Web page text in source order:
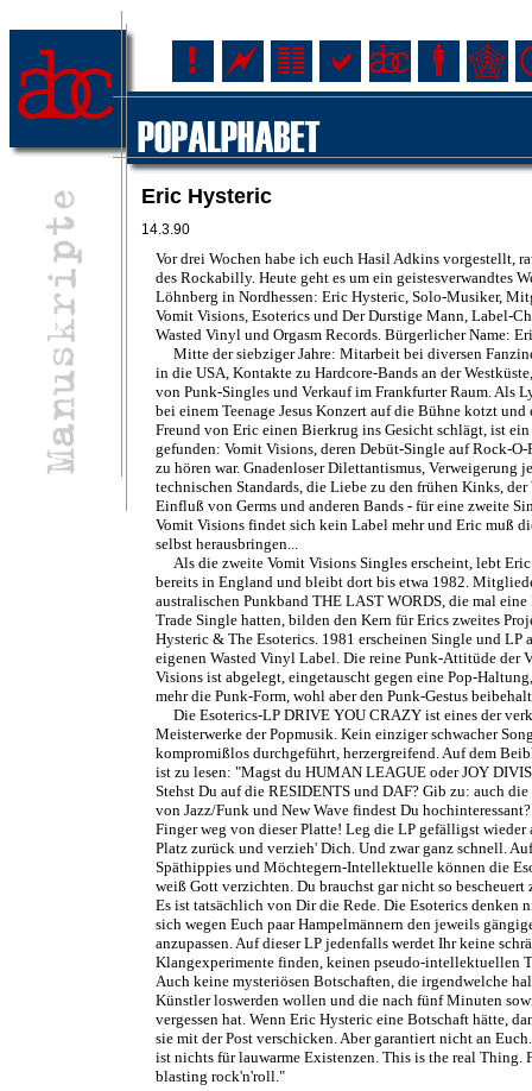
Eric Hysteric
14.3.90
Vor drei Wochen habe ich euch Hasil Adkins vorgestellt,
des Rockabilly. Heute geht es um ein geistesverwandtes
Löhnberg in Nordhessen: Eric Hysteric, Solo-Musiker,
Vomit Visions, Esoterics und Der Durstige Mann, Label-
Wasted Vinyl und Orgasm Records. Bürgerlicher Name:
Mitte der siebziger Jahre: Mitarbeit bei diversen
in die USA, Kontakte zu Hardcore-Bands an der
von Punk-Singles und Verkauf im Frankfurter Raum. Als
bei einem Teenage Jesus Konzert auf die Bühne kotzt und
Freund von Eric einen Bierkrug ins Gesicht schlägt, ist
gefunden: Vomit Visions, deren Debüt-Single auf Rock-O-
zu hören war. Gnadenloser Dilettantismus, Verweigerung
technischen Standards, die Liebe zu den frühen Kinks, der
Einfluß von Germs und anderen Bands - für eine zweite
Vomit Visions findet sich kein Label mehr und Eric muß
selbst herausbringen...
Als die zweite Vomit Visions Singles erscheint, lebt
bereits in England und bleibt dort bis etwa 1982.
australischen Punkband THE LAST WORDS, die mal eine
Trade Single hatten, bilden den Kern für Erics zweites
Hysteric & The Esoterics. 1981 erscheinen Single und LP
eigenen Wasted Vinyl Label. Die reine Punk-Attitüde der
Visions ist abgelegt, eingetauscht gegen eine Pop-
mehr die Punk-Form, wohl aber den Punk-Gestus
Die Esoterics-LP DRIVE YOU CRAZY ist eines der
Meisterwerke der Popmusik. Kein einziger schwacher
kompromißlos durchgeführt, herzergreifend. Auf dem
ist zu lesen: "Magst du HUMAN LEAGUE oder JOY
Stehst Du auf die RESIDENTS und DAF? Gib zu: auch die
von Jazz/Funk und New Wave findest Du
Finger weg von dieser Platte! Leg die LP gefälligst wieder
Platz zurück und verzieh' Dich. Und zwar ganz schnell. Auf
Späthippies und Möchtegern-Intellektuelle können die
weiß Gott verzichten. Du brauchst gar nicht so bescheuert
Es ist tatsächlich von Dir die Rede. Die Esoterics denken
sich wegen Euch paar Hampelmännern den jeweils
anzupassen. Auf dieser LP jedenfalls werdet Ihr keine
Klangexperimente finden, keinen pseudo-intellektuellen
Auch keine mysteriösen Botschaften, die irgendwelche
Künstler loswerden wollen und die nach fünf Minuten
vergessen hat. Wenn Eric Hysteric eine Botschaft hätte,
sie mit der Post verschicken. Aber garantiert nicht an
ist nichts für lauwarme Existenzen. This is the real Thing.
blasting rock'n'roll."